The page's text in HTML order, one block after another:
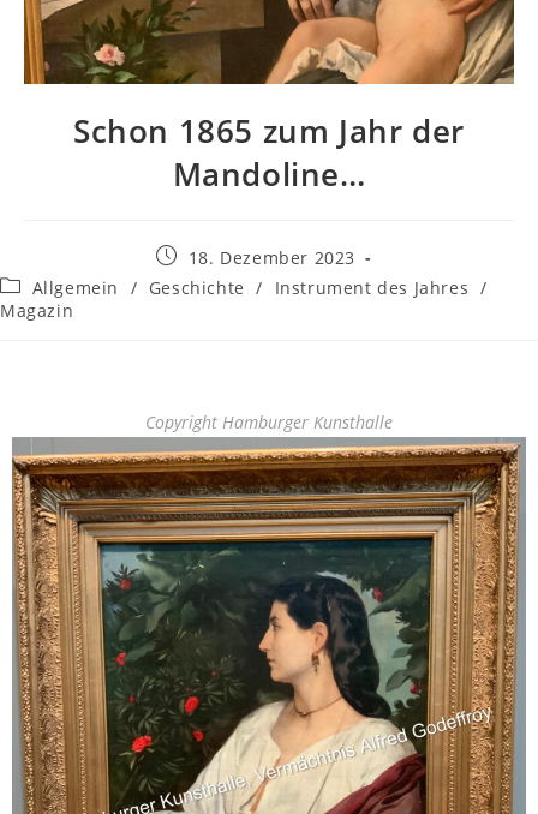
Schon 1865 zum Jahr der
Mandoline…
18. Dezember 2023
Allgemein
/ Geschichte / Instrument des Jahres /
Magazin
Copyright Hamburger Kunsthalle